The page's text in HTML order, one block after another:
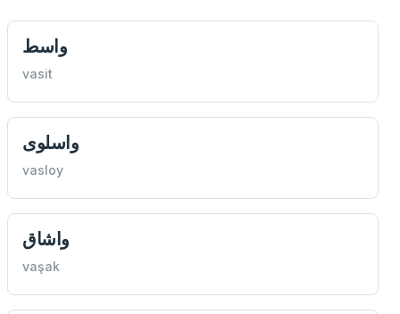
واسط
vasit
واسلوی
vasloy
واشاق
vaşak